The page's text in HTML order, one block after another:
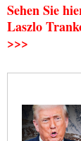
Sehen Sie
Laszlo
>>>